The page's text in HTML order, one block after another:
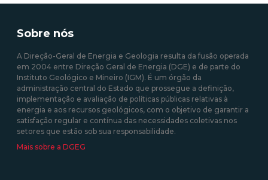
capacidade de receção na
produzida em centrais
solares fotovoltaicas -
09/09/2020 12:00:00
10/08/2020 12:00:00
Sobre nós
A Direção-Geral de Energia e Geologia resulta da fusão operada
em 2004 entre Direção Geral de Energia (DGE) e de parte do
Instituto Geológico e Mineiro (IGM). É um órgão da
administração central do Estado que prossegue a definição,
implementação e avaliação de políticas públicas relativas à
energia e aos recursos geológicos, com o objetivo de garantir a
satisfação regular e contínua das necessidades coletivas nos
setores que estão sob sua responsabilidade.
Mais sobre a DGEG